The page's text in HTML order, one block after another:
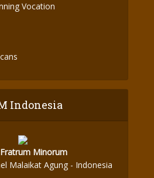
Vocation
Indonesia
Minorum
Malaikat Agung - Indonesia